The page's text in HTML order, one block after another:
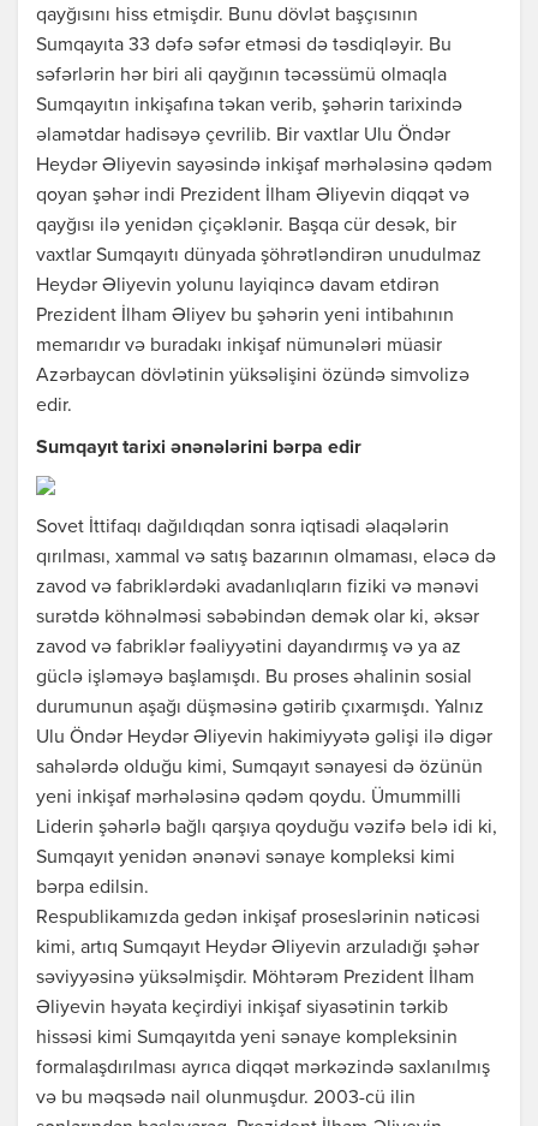
qayğısını hiss etmişdir. Bunu dövlət başçısının
Sumqayıta 33 dəfə səfər etməsi də təsdiqləyir. Bu
səfərlərin hər biri ali qayğının təcəssümü olmaqla
Sumqayıtın inkişafına təkan verib, şəhərin tarixində
əlamətdar hadisəyə çevrilib. Bir vaxtlar Ulu Öndər
Heydər Əliyevin sayəsində inkişaf mərhələsinə qədəm
qoyan şəhər indi Prezident İlham Əliyevin diqqət və
qayğısı ilə yenidən çiçəklənir. Başqa cür desək, bir
vaxtlar Sumqayıtı dünyada şöhrətləndirən unudulmaz
Heydər Əliyevin yolunu layiqincə davam etdirən
Prezident İlham Əliyev bu şəhərin yeni intibahının
memarıdır və buradakı inkişaf nümunələri müasir
Azərbaycan dövlətinin yüksəlişini özündə simvolizə
edir.
Sumqayıt tarixi ənənələrini bərpa edir
Sovet İttifaqı dağıldıqdan sonra iqtisadi əlaqələrin
qırılması, xammal və satış bazarının olmaması, eləcə də
zavod və fabriklərdəki avadanlıqların fiziki və mənəvi
surətdə köhnəlməsi səbəbindən demək olar ki, əksər
zavod və fabriklər fəaliyyətini dayandırmış və ya az
güclə işləməyə başlamışdı. Bu proses əhalinin sosial
durumunun aşağı düşməsinə gətirib çıxarmışdı. Yalnız
Ulu Öndər Heydər Əliyevin hakimiyyətə gəlişi ilə digər
sahələrdə olduğu kimi, Sumqayıt sənayesi də özünün
yeni inkişaf mərhələsinə qədəm qoydu. Ümummilli
Liderin şəhərlə bağlı qarşıya qoyduğu vəzifə belə idi ki,
Sumqayıt yenidən ənənəvi sənaye kompleksi kimi
bərpa edilsin.
Respublikamızda gedən inkişaf proseslərinin nəticəsi
kimi, artıq Sumqayıt Heydər Əliyevin arzuladığı şəhər
səviyyəsinə yüksəlmişdir. Möhtərəm Prezident İlham
Əliyevin həyata keçirdiyi inkişaf siyasətinin tərkib
hissəsi kimi Sumqayıtda yeni sənaye kompleksinin
formalaşdırılması ayrıca diqqət mərkəzində saxlanılmış
və bu məqsədə nail olunmuşdur. 2003-cü ilin